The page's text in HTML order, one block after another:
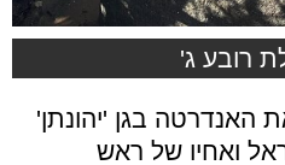
רובע ג'
האנדרטה בגן 'יהונתן'
ואחיו של ראש